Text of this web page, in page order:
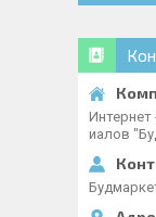
Интернет
иалов